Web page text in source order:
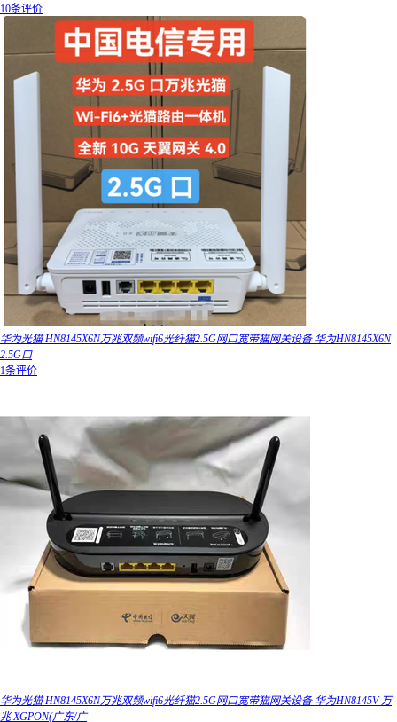
10条评价
华为光猫 HN8145X6N万兆双频wifi6光纤猫2.5G网口宽带猫网关设备 华为HN8145X6N
2.5G口
1条评价
华为光猫 HN8145X6N万兆双频wifi6光纤猫2.5G网口宽带猫网关设备 华为HN8145V 万
兆 XGPON(广东/广